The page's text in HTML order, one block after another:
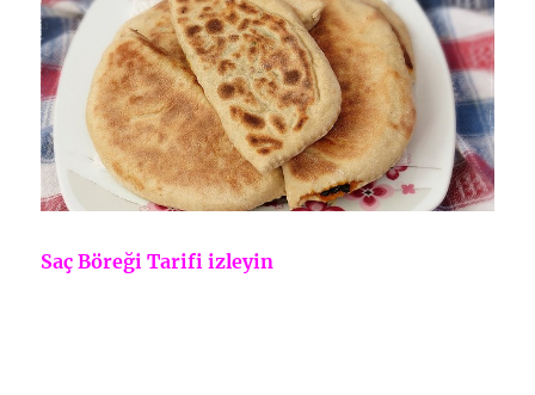
Saç Böreği Tarifi izleyin